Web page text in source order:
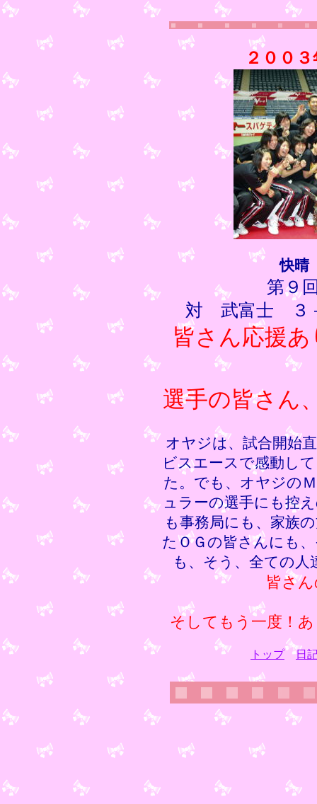
２００
快晴
第９
対 武富士 ３
皆さん応援
選手の皆さん
オヤジは、試合開始
ビスエースで感動し
た。でも、オヤジの
ュラーの選手にも控
も事務局にも、家族
たＯＧの皆さんにも
も、そう、全ての人
皆さ
そしてもう一度！
トップ 日